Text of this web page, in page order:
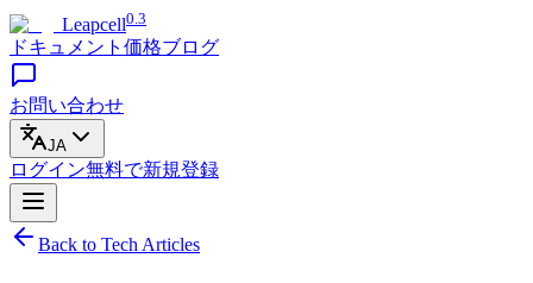
Leapcell0.3
ドキュメント 価格ブログ
お問い合わせ
JA
ログイン無料で新規登録
Back to Tech Articles